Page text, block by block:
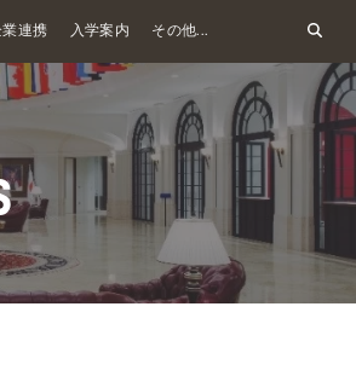
業連携 入学案内 その他...